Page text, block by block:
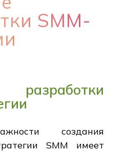
SMM-
создания
SMM имеет